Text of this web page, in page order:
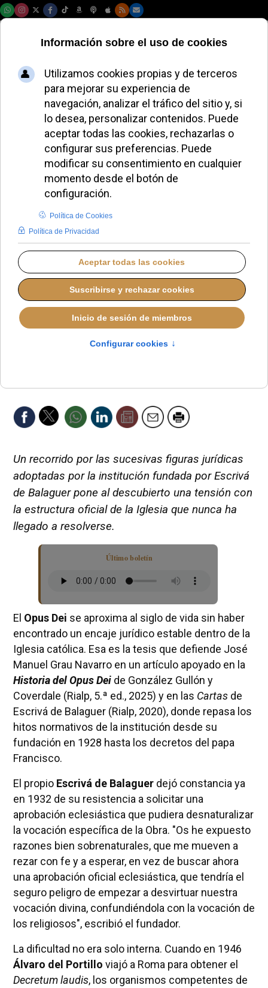
Cien años del Opus
Dei sin hallar su
lugar en la Iglesia
PANORAMA RELIGIOSO
Un recorrido por las sucesivas figuras jurídicas
adoptadas por la institución fundada por Escrivá
de Balaguer pone al descubierto una tensión con
la estructura oficial de la Iglesia que nunca ha
llegado a resolverse.
Último boletín
El Opus Dei se aproxima al siglo de vida sin haber
encontrado un encaje jurídico estable dentro de la
Iglesia católica. Esa es la tesis que defiende José
Manuel Grau Navarro en un artículo apoyado en la
Historia del Opus Deide González Gullón y
Coverdale (Rialp, 5.ª ed., 2025) y en las Cartasde
Escrivá de Balaguer (Rialp, 2020), donde repasa los
hitos normativos de la institución desde su
fundación en 1928 hasta los decretos del papa
Francisco.
El propio Escrivá de Balaguerdejó constancia ya
en 1932 de su resistencia a solicitar una
aprobación eclesiástica que pudiera desnaturalizar
la vocación específica de la Obra. "Os he expuesto
razones bien sobrenaturales, que me mueven a
rezar con fe y a esperar, en vez de buscar ahora
una aprobación oficial eclesiástica, que tendría el
seguro peligro de empezar a desvirtuar nuestra
vocación divina, confundiéndola con la vocación de
los religiosos", escribió el fundador.
La dificultad no era solo interna. Cuando en 1946
Álvaro del Portillo viajó a Roma para obtener el
Decretum laudis, los organismos competentes de